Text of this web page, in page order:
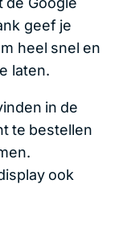
geef je
heel snel en
laten.
in de
te bestellen
ook